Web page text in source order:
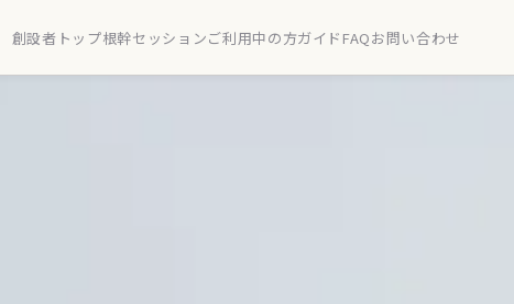
創設者 トップ根幹セッションご利用中の方ガイド FAQお問い合わせ